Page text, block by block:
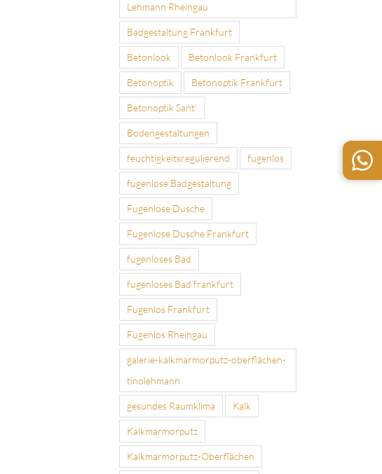
Lehmann Rheingau
Badgestaltung Frankfurt
Betonlook Betonlook Frankfurt
Betonoptik Betonoptik Frankfurt
Betonoptik Sant'
Bodengestaltungen
feuchtigkeitsregulierend fugenlos
fugenlose Badgestaltung
Fugenlose Dusche
Fugenlose Dusche Frankfurt
fugenloses Bad
fugenloses Bad frankfurt
Fugenlos Frankfurt
Fugenlos Rheingau
galerie-kalkmarmorputz-oberflächen-
tinolehmann
gesundes Raumklima Kalk
Kalkmarmorputz
Kalkmarmorputz-Oberflächen